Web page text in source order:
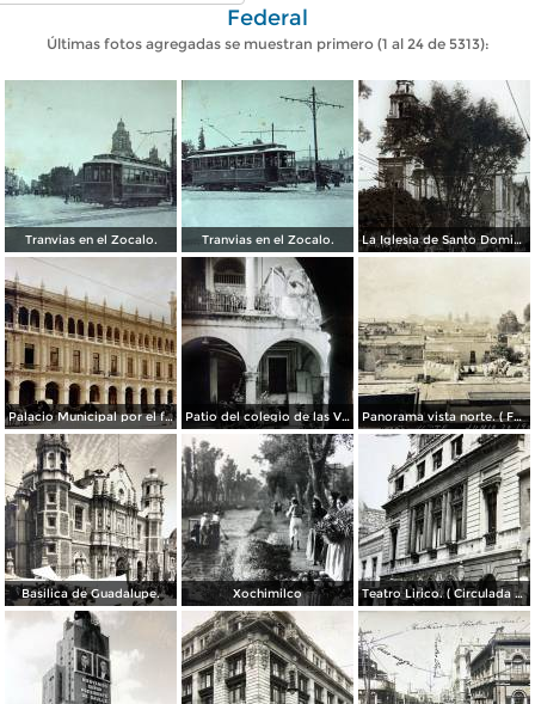
Federal
Últimas fotos agregadas se muestran primero (1 al 24 de 5313):
Tranvias en el Zocalo. Tranvias en el Zocalo. La Iglesia de Santo Domingo.
Palacio Municipal por el fotografo Hugo Brehme.. Patio del colegio de las Vizcainas por el fotografo Hugo Brehme. Panorama vista norte. ( Fechada el 20 de Junio de 1905 ).
Basilica de Guadalupe. Xochimilco Teatro Lirico. ( Circulada el 1 de Agosto de 1926 ).